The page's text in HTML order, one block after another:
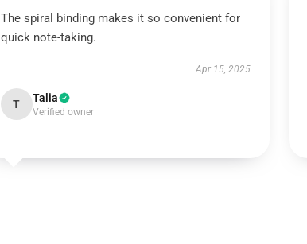
The spiral binding makes it so convenient for
quick note-taking.
Apr 15, 2025
T Talia
Verified owner